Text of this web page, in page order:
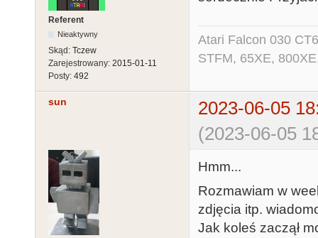
Referent
Nieaktywny
Skąd: Tczew
Zarejestrowany: 2015-01-11
Posty: 492
Atari Falcon 030
STFM, 65XE,
sun
2023-06-05
(2023-06-05
Hmm...
Rozmawiam w
zdjęcia itp.
Jak koleś zaczął